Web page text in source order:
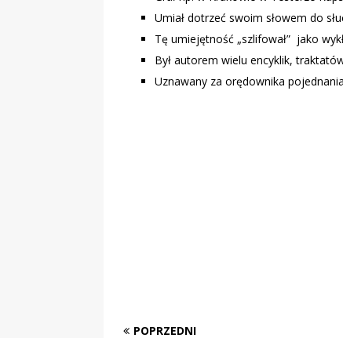
Umiał dotrzeć swoim słowem do
Tę umiejętność „szlifował” jako
Był autorem wielu encyklik,
Uznawany za orędownika
POPRZEDNI